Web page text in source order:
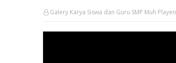
Galery Karya Siswa dan Guru SMP Muh Playen